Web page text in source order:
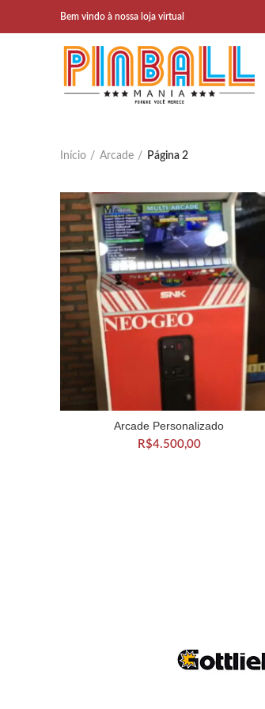
Bem vindo à nossa loja virtual
Início Arcade Página 2
ADICIONAR AO CARRINHO
Arcade Personalizado
R$4.500,00